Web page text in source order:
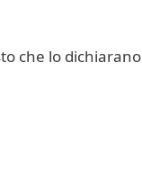
che lo dichiarano